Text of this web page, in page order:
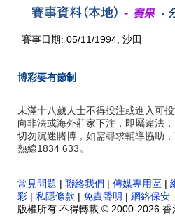
賽事日期: 05/11/1994, 沙田
博彩要有節制
未滿十八歲人士不得投注或進入可投
向非法或海外莊家下注，即屬違法，
切勿沉迷賭博，如需尋求輔導協助
熱線1834 633。
常見問題 | 聯絡我們 | 傳媒專用區 |
彩 | 私隱條款 | 免責聲明 | 網絡保安
版權所有 不得轉載 © 2000-2026 香